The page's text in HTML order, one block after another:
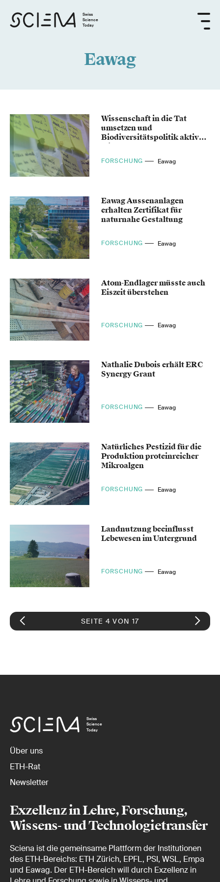
Swiss
Science
Today
Eawag
Wissenschaft in die Tat
umsetzen und
Biodiversitätspolitik aktiv
FORSCHUNG Eawag
Eawag Aussenanlagen
erhalten Zertifikat für
naturnahe Gestaltung
FORSCHUNG Eawag
Atom-Endlager müsste auch
Eiszeit überstehen
FORSCHUNG Eawag
Nathalie Dubois erhält ERC
Synergy Grant
FORSCHUNG Eawag
Natürliches Pestizid für die
Produktion proteinreicher
Mikroalgen
FORSCHUNG Eawag
Landnutzung beeinflusst
Lebewesen im Untergrund
FORSCHUNG Eawag
SEITE 4 VON 17
Swiss
Science
Today
Über uns
ETH-Rat
Newsletter
Exzellenz in Lehre, Forschung,
Wissens- und Technologietransfer
Sciena ist die gemeinsame Plattform der Institutionen
des ETH-Bereichs: ETH Zürich, EPFL, PSI, WSL, Empa
und Eawag. Der ETH-Bereich will durch Exzellenz in